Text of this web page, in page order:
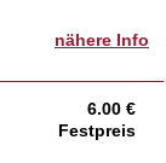
nähere Info
6.00 €
Festpreis